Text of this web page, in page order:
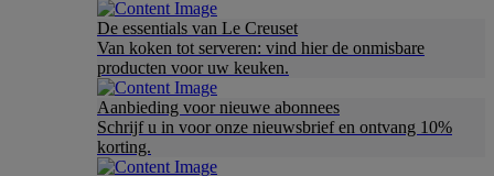
De essentials van Le Creuset
Van koken tot serveren: vind hier de onmisbare
producten voor uw keuken.
Aanbieding voor nieuwe abonnees
Schrijf u in voor onze nieuwsbrief en ontvang 10%
korting.